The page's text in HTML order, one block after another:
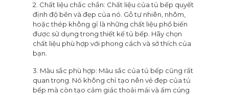
2. Chất liệu chắc chắn: Chất liệu của tủ bếp quyết
định độ bền và đẹp của nó. Gỗ tự nhiên, nhôm,
hoặc thép không gỉ là những chất liệu phổ biến
được sử dụng trong thiết kế tủ bếp. Hãy chọn
chất liệu phù hợp với phong cách và sở thích của
bạn.
3. Màu sắc phù hợp: Màu sắc của tủ bếp cũng rất
quan trọng. Nó không chỉ tạo nên vẻ đẹp của tủ
bếp mà còn tạo cảm giác thoải mái và ấm cúng